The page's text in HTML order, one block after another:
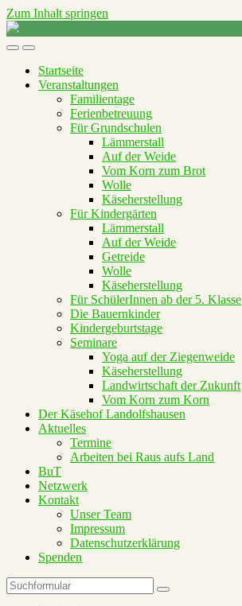
Zum Inhalt springen
Raus
aufs
Mobil-
umschalten
Suchfeld
umschalten
Startseite
Veranstaltungen
Familientage
Ferienbetreuung
Für Grundschulen
Lämmerstall
Auf der Weide
Vom Korn zum Brot
Wolle
Käseherstellung
Für Kindergärten
Lämmerstall
Auf der Weide
Getreide
Wolle
Käseherstellung
Für SchülerInnen ab der 5. Klasse
Die Bauernkinder
Kindergeburtstage
Seminare
Yoga auf der Ziegenweide
Käseherstellung
Landwirtschaft der Zukunft
Vom Korn zum Korn
Der Käsehof Landolfshausen
Aktuelles
Termine
Arbeiten bei Raus aufs Land
BuT
Netzwerk
Kontakt
Unser Team
Impressum
Datenschutzerklärung
Spenden
Suchen